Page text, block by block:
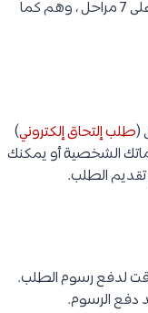
تتم عملية القبول في جامعة الحسين التقنية على 7 مراحل ، وهم كما
(طلب إلتحاق إلكتروني)
الشخصية أو يمكنك
الطلب.
لدفع رسوم الطلب.
دفع الرسوم.